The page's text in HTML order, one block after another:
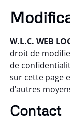
W.L.C. WEB
droit de
de
sur cette page
d’autres
Contact